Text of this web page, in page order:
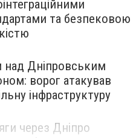
та безпековою
Дніпровським
ворог атакував
інфраструктуру
через Дніпро